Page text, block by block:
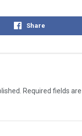
Share
Required fields